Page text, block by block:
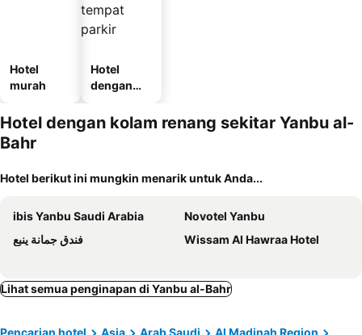
Hotel
murah
Hotel
dengan
parkir
Hotel dengan kolam renang sekitar Yanbu al-
Bahr
Hotel berikut ini mungkin menarik untuk Anda...
ibis Yanbu Saudi Arabia
Novotel Yanbu
فندق جمانة ينبع
Wissam Al Hawraa Hotel
Lihat semua penginapan di Yanbu al-Bahr
Pencarian hotel Asia Arab Saudi
Al Madinah Region